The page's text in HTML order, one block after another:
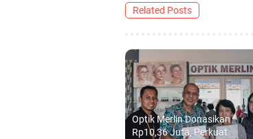
Wates
Related Posts
Optik Merlin Donasikan
Rp10,36 Juta, Perkuat